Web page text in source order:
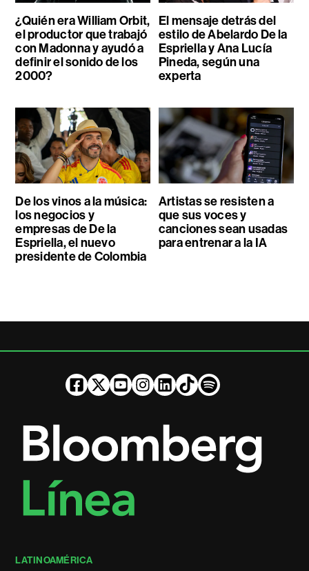
¿Quién era William Orbit,
el productor que trabajó
con Madonna y ayudó a
definir el sonido de los
2000?
El mensaje detrás del
estilo de Abelardo De la
Espriella y Ana Lucía
Pineda, según una
experta
De los vinos a la música:
los negocios y
empresas de De la
Espriella, el nuevo
presidente de Colombia
Artistas se resisten a
que sus voces y
canciones sean usadas
para entrenar a la IA
LATINOAMÉRICA